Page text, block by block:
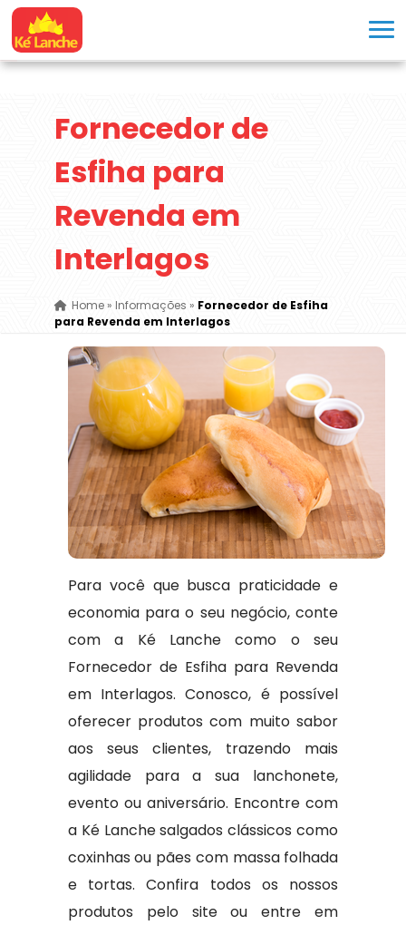
Fornecedor de
Esfiha para
Revenda em
Interlagos
Home» Informações » Fornecedor de Esfiha
para Revenda em Interlagos
Para você que busca praticidade e
economia para o seu negócio, conte
com a Ké Lanche como o seu
Fornecedor de Esfiha para Revenda
em Interlagos. Conosco, é possível
oferecer produtos com muito sabor
aos seus clientes, trazendo mais
agilidade para a sua lanchonete,
evento ou aniversário. Encontre com
a Ké Lanche salgados clássicos como
coxinhas ou pães com massa folhada
e tortas. Confira todos os nossos
produtos pelo site ou entre em